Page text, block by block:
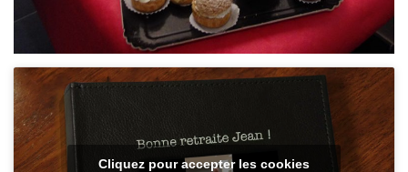
Cliquez pour accepter les cookies